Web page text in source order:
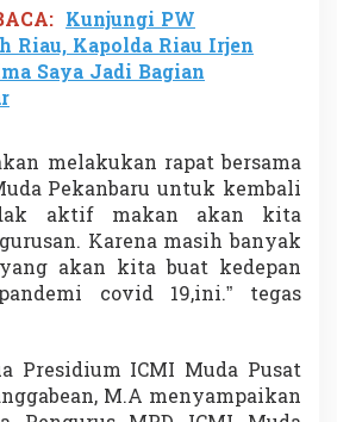
M
u
d
a
a
n
a
r
u
Kunjungi PW
Riau, Kapolda Riau Irjen
Saya Jadi Bagian
melakukan rapat bersama
Pekanbaru untuk kembali
aktif makan akan kita
Karena masih banyak
akan kita buat kedepan
covid 19,ini.” tegas
Presidium ICMI Muda Pusat
M.A menyampaikan